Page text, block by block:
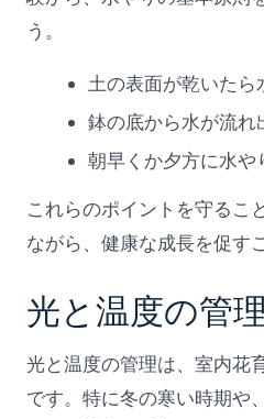
う。
土の表面が乾いたら
鉢の底から水が流れ
朝早くか夕方に水や
これらのポイントを守るこ
ながら、健康な成長を促す
光と温度の管
光と温度の管理は、室内花
です。特に冬の寒い時期や